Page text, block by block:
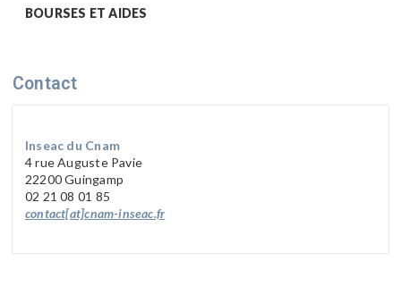
BOURSES ET AIDES
Contact
Inseac du Cnam
4 rue Auguste Pavie
22200 Guingamp
02 21 08 01 85
contact[at]cnam-inseac.fr